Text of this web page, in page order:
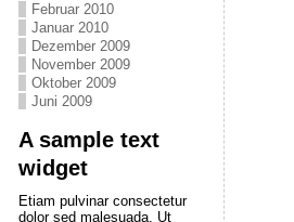
Februar 2010
Januar 2010
Dezember 2009
November 2009
Oktober 2009
Juni 2009
A sample text
widget
Etiam pulvinar consectetur
dolor sed malesuada. Ut